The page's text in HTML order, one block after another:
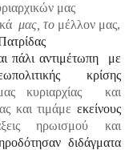
μας
μας, το μέλλον μας,
πάλι αντιμέτωπη με
κρίσης
κυριαρχίας
και
και τιμάμε εκείνους
ηρωισμού και
διδάγματα